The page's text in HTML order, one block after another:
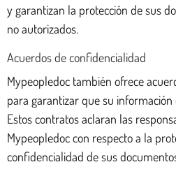
y garantizan la protección de sus
no autorizados.
Acuerdos de confidencialidad
Mypeopledoc también ofrece
para garantizar que su
Estos contratos aclaran las
Mypeopledoc con respecto a la
confidencialidad de sus